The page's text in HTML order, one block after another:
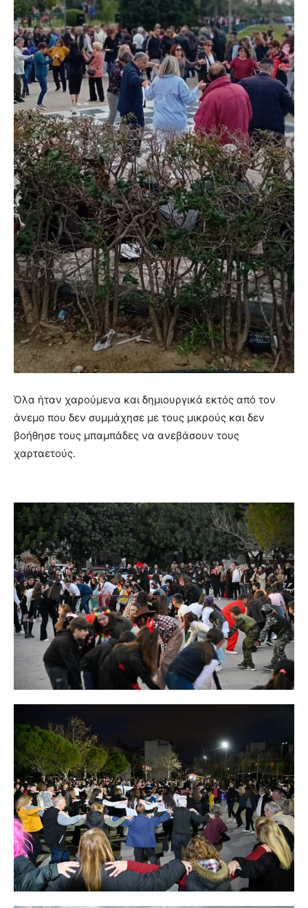
Όλα ήταν χαρούμενα και δημιουργικά εκτός από τον
άνεμο που δεν συμμάχησε με τους μικρούς και δεν
βοήθησε τους μπαμπάδες να ανεβάσουν τους
χαρταετούς.